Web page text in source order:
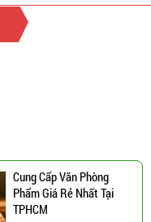
Cung Cấp Văn Phòng
Phẩm Giá Rẻ Nhất Tại
TPHCM